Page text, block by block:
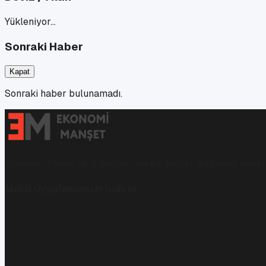
Yükleniyor…
Sonraki Haber
Kapat
Sonraki haber bulunamadı.